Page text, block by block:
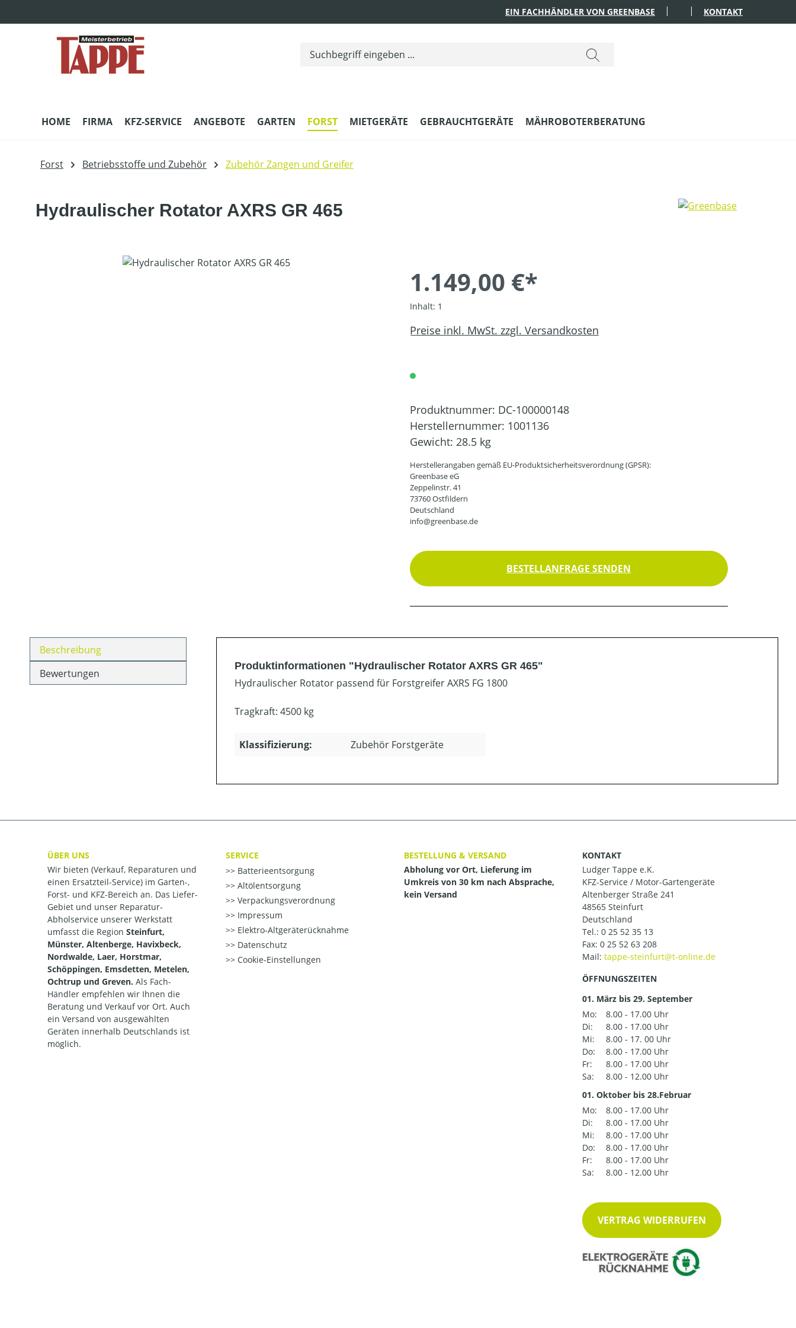
EIN FACHHÄNDLER VON GREENBASE KONTAKT
HOME FIRMA KFZ-SERVICE ANGEBOTE GARTEN FORST MIETGERÄTE GEBRAUCHTGERÄTE MÄHROBOTERBERATUNG
Forst Betriebsstoffe und Zubehör Zubehör Zangen und Greifer
Hydraulischer Rotator AXRS GR 465
Bildergalerie überspringen
1.149,00 €*
Inhalt: 1
Preise inkl. MwSt. zzgl. Versandkosten
Produktnummer: DC-100000148
Herstellernummer: 1001136
Gewicht: 28.5 kg
Herstellerangaben gemäß EU-Produktsicherheitsverordnung (GPSR):
Greenbase eG
Zeppelinstr. 41
73760 Ostfildern
Deutschland
info@greenbase.de
BESTELLANFRAGE SENDEN
Beschreibung
Bewertungen
Produktinformationen "Hydraulischer Rotator AXRS GR 465"
Hydraulischer Rotator passend für Forstgreifer AXRS FG 1800
Tragkraft: 4500 kg
Klassifizierung: Zubehör Forstgeräte
ÜBER UNS
Wir bieten (Verkauf, Reparaturen und
einen Ersatzteil-Service) im Garten-,
Forst- und KFZ-Bereich an. Das Liefer-
Gebiet und unser Reparatur-
Abholservice unserer Werkstatt
umfasst die Region Steinfurt,
Münster, Altenberge, Havixbeck,
Nordwalde, Laer, Horstmar,
Schöppingen, Emsdetten, Metelen,
Ochtrup und Greven. Als Fach-
Händler empfehlen wir Ihnen die
Beratung und Verkauf vor Ort. Auch
ein Versand von ausgewählten
Geräten innerhalb Deutschlands ist
möglich.
SERVICE
Batterieentsorgung
Altölentsorgung
Verpackungsverordnung
Impressum
Elektro-Altgeräterücknahme
Datenschutz
Cookie-Einstellungen
BESTELLUNG & VERSAND
Abholung vor Ort, Lieferung im
Umkreis von 30 km nach Absprache,
kein Versand
KONTAKT
Ludger Tappe e.K.
KFZ-Service / Motor-Gartengeräte
Altenberger Straße 241
48565 Steinfurt
Deutschland
Tel.: 0 25 52 35 13
Fax: 0 25 52 63 208
Mail:
ÖFFNUNGSZEITEN
01. März bis 29. September
Mo:
8.00 - 17.00 Uhr
Di:
8.00 - 17.00 Uhr
Mi:
8.00 - 17. 00 Uhr
Do:
8.00 - 17.00 Uhr
Fr:
8.00 - 17.00 Uhr
Sa:
8.00 - 12.00 Uhr
01. Oktober bis 28.Februar
Mo:
8.00 - 17.00 Uhr
Di:
8.00 - 17.00 Uhr
Mi:
8.00 - 17.00 Uhr
Do:
8.00 - 17.00 Uhr
Fr:
8.00 - 17.00 Uhr
Sa:
8.00 - 12.00 Uhr
VERTRAG WIDERRUFEN